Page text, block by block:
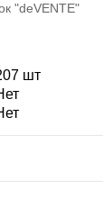
"deVENTE"
шт